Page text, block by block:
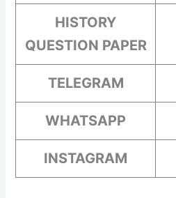
HISTORY
QUESTION PAPER
TELEGRAM
WHATSAPP
INSTAGRAM